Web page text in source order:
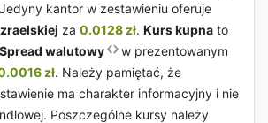
kantor w zestawieniu oferuje
za 0.0128 zł. Kurs kupna to
Spread walutowy
w prezentowanym
zł. Należy pamiętać, że
ma charakter informacyjny i nie
Poszczególne kursy należy